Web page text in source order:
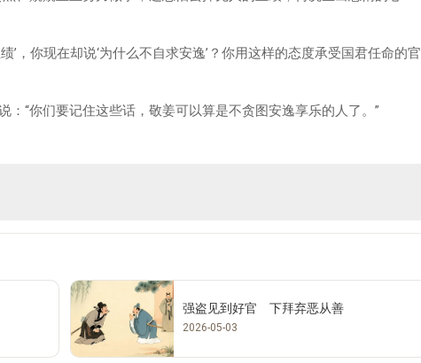
’，你现在却说‘为什么不自求安逸’？你用这样的态度承受国君任命的官
“你们要记住这些话，敬姜可以算是不贪图安逸享乐的人了。”
强盗见到好官 下拜弃恶从善
2026-05-03